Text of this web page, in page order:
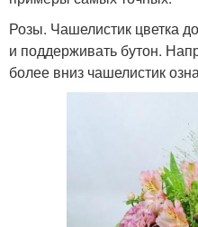
Розы. Чашелистик цветка
и поддерживать бутон.
более вниз чашелистик